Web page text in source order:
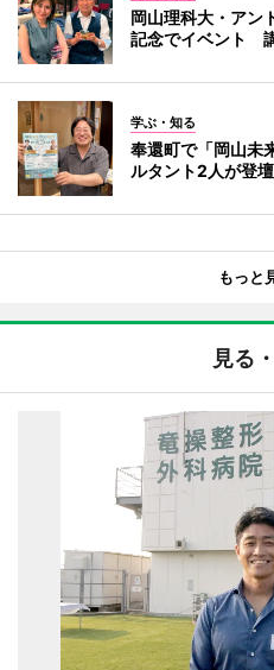
岡山理科大・アン
記念でイベント
学ぶ・知る
奉還町で「岡山
ルタント2人が登壇
もっと
見る